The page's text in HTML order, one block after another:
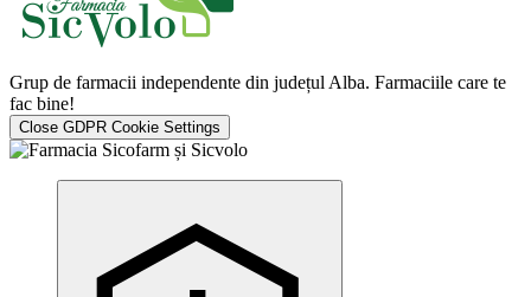
Grup de farmacii independente din județul Alba. Farmaciile care te
fac bine!
Close GDPR Cookie Settings